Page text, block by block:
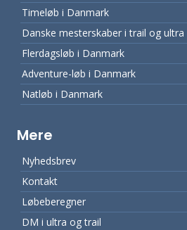
Timeløb i Danmark
Danske mesterskaber i trail og ultra
Flerdagsløb i Danmark
Adventure-løb i Danmark
Natløb i Danmark
Mere
Nyhedsbrev
Kontakt
Løbeberegner
DM i ultra og trail